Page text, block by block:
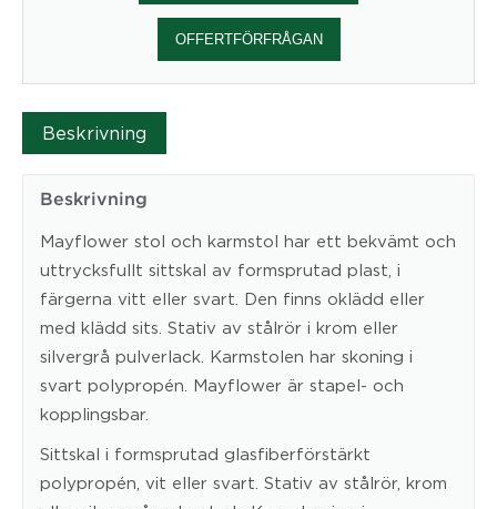
OFFERTFÖRFRÅGAN
Beskrivning
Beskrivning
Mayflower stol och karmstol har ett bekvämt och
uttrycksfullt sittskal av formsprutad plast, i
färgerna vitt eller svart. Den finns oklädd eller
med klädd sits. Stativ av stålrör i krom eller
silvergrå pulverlack. Karmstolen har skoning i
svart polypropén. Mayflower är stapel- och
kopplingsbar.
Sittskal i formsprutad glasfiberförstärkt
polypropén, vit eller svart. Stativ av stålrör, krom